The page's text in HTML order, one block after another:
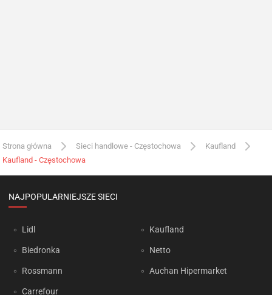
Strona główna Sieci handlowe - Częstochowa
Kaufland
Kaufland - Częstochowa
NAJPOPULARNIEJSZE SIECI
Lidl
Biedronka
Rossmann
Carrefour
Kaufland
Netto
Auchan Hipermarket